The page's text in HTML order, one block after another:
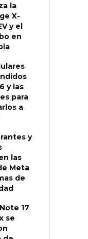
la
X-
y el
en
y las
para
a
y
las
Meta
de
17
se